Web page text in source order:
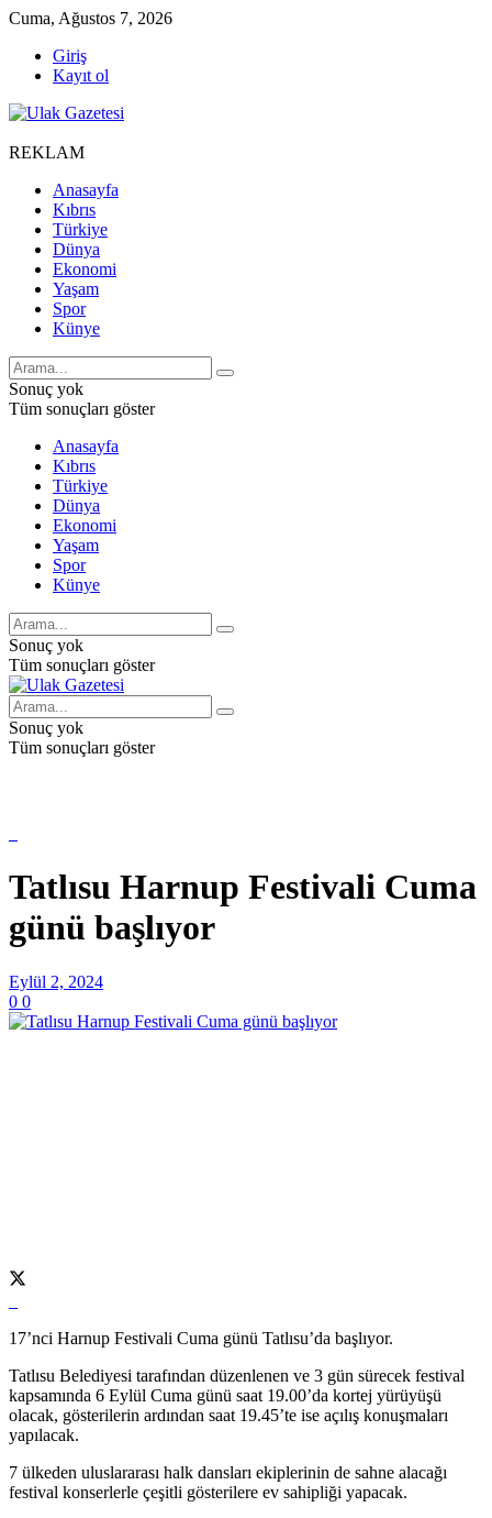
Cuma, Ağustos 7, 2026
Giriş
Kayıt ol
REKLAM
Anasayfa
Kıbrıs
Türkiye
Dünya
Ekonomi
Yaşam
Spor
Künye
Sonuç yok
Tüm sonuçları göster
Anasayfa
Kıbrıs
Türkiye
Dünya
Ekonomi
Yaşam
Spor
Künye
Sonuç yok
Tüm sonuçları göster
Sonuç yok
Tüm sonuçları göster
Tatlısu Harnup Festivali Cuma
günü başlıyor
Eylül 2, 2024
0 0
17’nci Harnup Festivali Cuma günü Tatlısu’da başlıyor.
Tatlısu Belediyesi tarafından düzenlenen ve 3 gün sürecek festival
kapsamında 6 Eylül Cuma günü saat 19.00’da kortej yürüyüşü
olacak, gösterilerin ardından saat 19.45’te ise açılış konuşmaları
yapılacak.
7 ülkeden uluslararası halk dansları ekiplerinin de sahne alacağı
festival konserlerle çeşitli gösterilere ev sahipliği yapacak.